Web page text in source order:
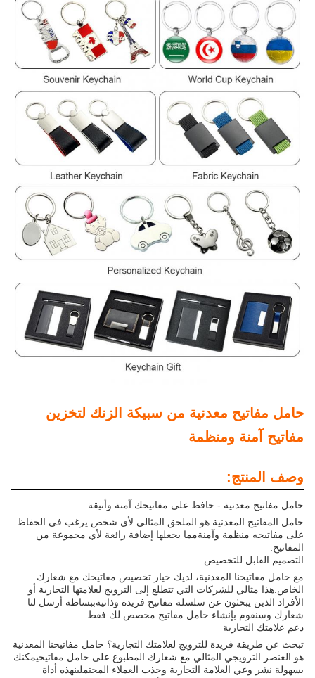
حامل مفاتيح معدنية من سبيكة الزنك لتخزين
مفاتيح آمنة ومنظمة
وصف المنتج:
حامل مفاتيح معدنية - حافظ على مفاتيحك آمنة وأنيقة
حامل المفاتيح المعدنية هو الملحق المثالي لأي شخص يرغب في الحفاظ
على مفاتيحه منظمة وآمنةمما يجعلها إضافة رائعة لأي مجموعة من
المفاتيح.
التصميم القابل للتخصيص
مع حامل مفاتيحنا المعدنية، لديك خيار تخصيص مفاتيحك مع شعارك
الخاص.هذا مثالي للشركات التي تتطلع إلى الترويج لعلامتها التجارية أو
الأفراد الذين يبحثون عن سلسلة مفاتيح فريدة وذاتيةببساطة أرسل لنا
شعارك وسنقوم بإنشاء حامل مفاتيح مخصص لك فقط
دعم علامتك التجارية
تبحث عن طريقة فريدة للترويج لعلامتك التجارية؟ حامل مفاتيحنا المعدنية
هو العنصر الترويجي المثالي مع شعارك المطبوع على حامل مفاتيحيمكنك
بسهولة نشر وعي العلامة التجارية وجذب العملاء المحتملينهذه أداة